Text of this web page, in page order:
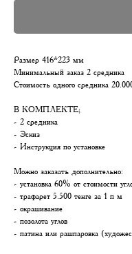
Размер 416*223 мм
Минимальный заказ 2 средника
Стоимость одного средника
В КОМПЛЕКТЕ;
- 2 средника
- Эскиз
- Инструкция по установке
Можно заказать дополнительно:
- установка 60% от стоимости
- трафарет 5.500 тенге за 1 п м
- окрашивание
- позолота углов
- патина или рашпаровка